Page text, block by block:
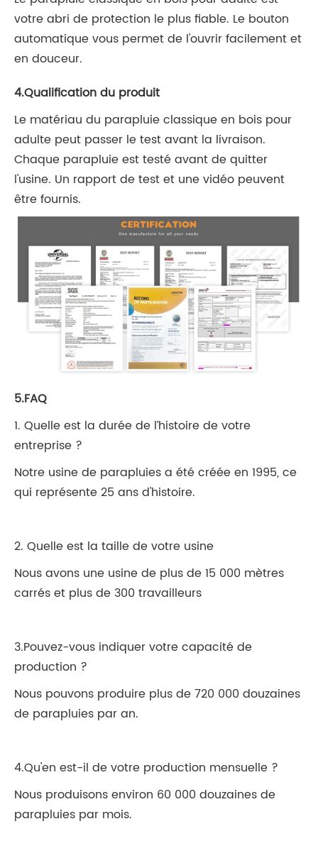
votre abri de protection le plus fiable. Le bouton
automatique vous permet de l'ouvrir facilement et
en douceur.
4.Qualification du produit
Le matériau du parapluie classique en bois pour
adulte peut passer le test avant la livraison.
Chaque parapluie est testé avant de quitter
l'usine. Un rapport de test et une vidéo peuvent
être fournis.
5.FAQ
1. Quelle est la durée de l’histoire de votre
entreprise ?
Notre usine de parapluies a été créée en 1995, ce
qui représente 25 ans d'histoire.
2. Quelle est la taille de votre usine
Nous avons une usine de plus de 15 000 mètres
carrés et plus de 300 travailleurs
3.Pouvez-vous indiquer votre capacité de
production ?
Nous pouvons produire plus de 720 000 douzaines
de parapluies par an.
4.Qu'en est-il de votre production mensuelle ?
Nous produisons environ 60 000 douzaines de
parapluies par mois.